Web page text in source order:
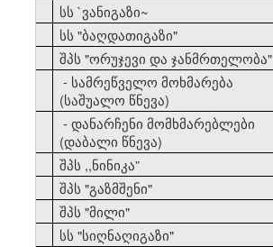
სს `ვანიგაზი~
სს "ბაღდათიგაზი"
შპს "ორუჯევი და ჯანმრთელობა"
- სამრეწველო მოხმარება
(საშუალო წნევა)
- დანარჩენი მომხმარებლები
(დაბალი წნევა)
შპს ,,ნინიკა”
შპს "გაზმშენი"
შპს "მილი"
სს "სიღნაღიგაზი"